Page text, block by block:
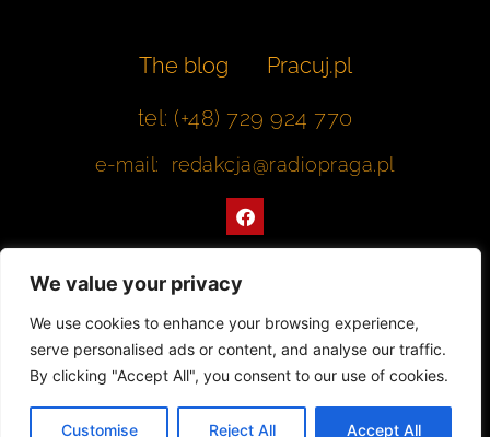
We value your privacy
We use cookies to enhance your browsing experience,
serve personalised ads or content, and analyse our traffic.
By clicking "Accept All", you consent to our use of cookies.
Customise Reject All Accept All
The blog
Pracuj.pl
tel: (+48) 729 924 770
e-mail: redakcja@radiopraga.pl
F
a
c
o
k
Współpracujemy z Muzeum Warszawskiej Pragi
© 2022 All rights Reserved. Radiopraga.pl
Projekt strony internetowej: tomasz-kaminski.pl